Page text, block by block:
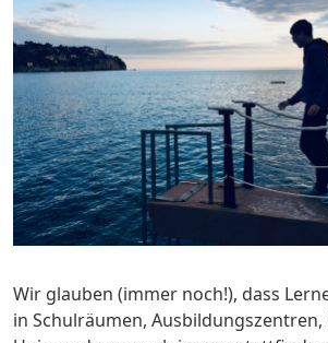
Wir glauben (immer noch!), dass
in Schulräumen,